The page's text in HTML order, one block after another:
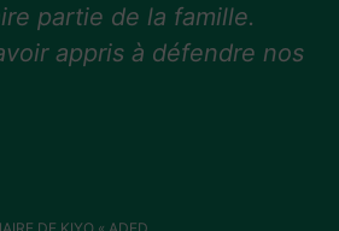
partie de la famille.
appris à défendre nos